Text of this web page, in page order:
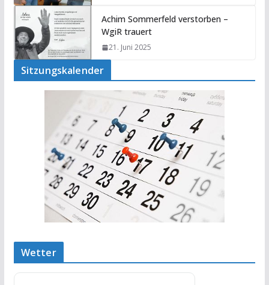
Achim Sommerfeld verstorben –
WgiR trauert
21. Juni 2025
Sitzungskalender
Wetter